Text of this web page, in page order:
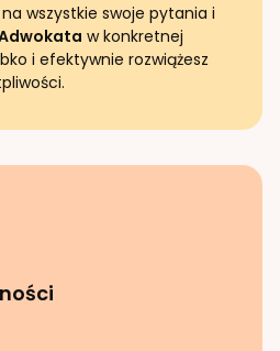
wszystkie swoje pytania i
w konkretnej
i efektywnie rozwiążesz